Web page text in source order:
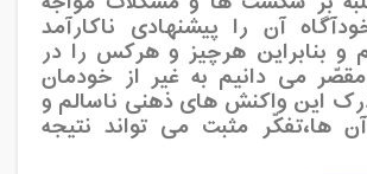
آن را پیشنهادی ناکارآمد
و بنابراین هرچیز و هرکس را در
می دانیم به غیر از خودمان
این واکنش های ذهنی ناسالم و
ها،تفکّر مثبت می تواند نتیجه